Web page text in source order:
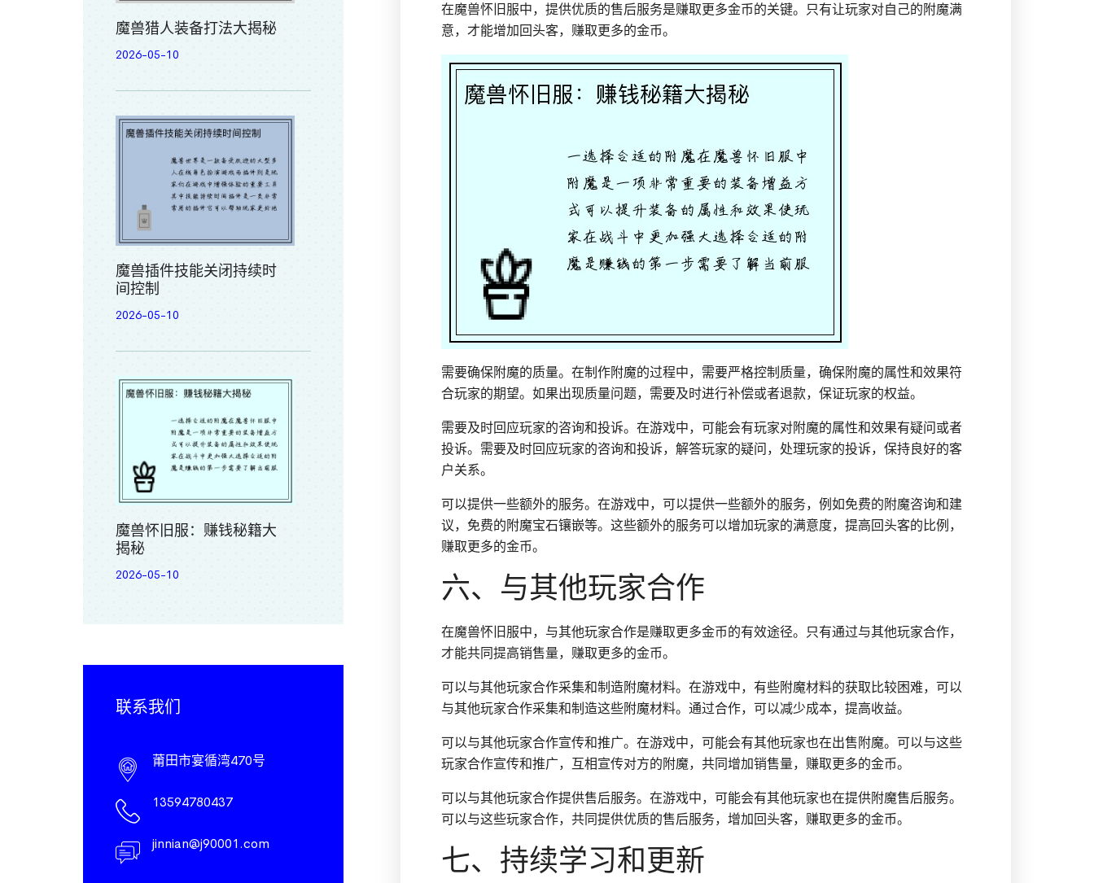
在魔兽怀旧服中，提供优质的售后服务是赚取更多金币的关键。只有让玩家对自己的附魔满
意，才能增加回头客，赚取更多的金币。
需要确保附魔的质量。在制作附魔的过程中，需要严格控制质量，确保附魔的属性和效果符
合玩家的期望。如果出现质量问题，需要及时进行补偿或者退款，保证玩家的权益。
需要及时回应玩家的咨询和投诉。在游戏中，可能会有玩家对附魔的属性和效果有疑问或者
投诉。需要及时回应玩家的咨询和投诉，解答玩家的疑问，处理玩家的投诉，保持良好的客
户关系。
可以提供一些额外的服务。在游戏中，可以提供一些额外的服务，例如免费的附魔咨询和建
议，免费的附魔宝石镶嵌等。这些额外的服务可以增加玩家的满意度，提高回头客的比例，
赚取更多的金币。
六、与其他玩家合作
在魔兽怀旧服中，与其他玩家合作是赚取更多金币的有效途径。只有通过与其他玩家合作，
才能共同提高销售量，赚取更多的金币。
可以与其他玩家合作采集和制造附魔材料。在游戏中，有些附魔材料的获取比较困难，可以
与其他玩家合作采集和制造这些附魔材料。通过合作，可以减少成本，提高收益。
可以与其他玩家合作宣传和推广。在游戏中，可能会有其他玩家也在出售附魔。可以与这些
玩家合作宣传和推广，互相宣传对方的附魔，共同增加销售量，赚取更多的金币。
可以与其他玩家合作提供售后服务。在游戏中，可能会有其他玩家也在提供附魔售后服务。
可以与这些玩家合作，共同提供优质的售后服务，增加回头客，赚取更多的金币。
七、持续学习和更新
魔兽猎人装备打法大揭秘
2026-05-10
魔兽插件技能关闭持续时
间控制
2026-05-10
魔兽怀旧服：赚钱秘籍大
揭秘
2026-05-10
联系我们
莆田市宴循湾470号
13594780437
jinnian@j90001.com